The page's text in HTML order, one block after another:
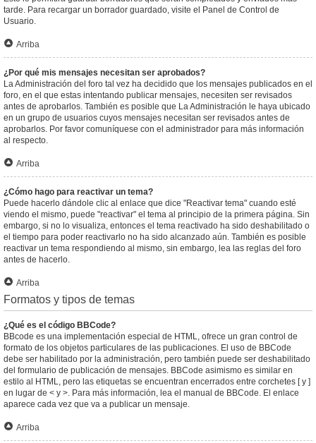
tarde. Para recargar un borrador guardado, visite el Panel de Control de
Usuario.
Arriba
¿Por qué mis mensajes necesitan ser aprobados?
La Administración del foro tal vez ha decidido que los mensajes publicados en el
foro, en el que estas intentando publicar mensajes, necesiten ser revisados
antes de aprobarlos. También es posible que La Administración le haya ubicado
en un grupo de usuarios cuyos mensajes necesitan ser revisados antes de
aprobarlos. Por favor comuníquese con el administrador para más información
al respecto.
Arriba
¿Cómo hago para reactivar un tema?
Puede hacerlo dándole clic al enlace que dice "Reactivar tema" cuando esté
viendo el mismo, puede "reactivar" el tema al principio de la primera página. Sin
embargo, si no lo visualiza, entonces el tema reactivado ha sido deshabilitado o
el tiempo para poder reactivarlo no ha sido alcanzado aún. También es posible
reactivar un tema respondiendo al mismo, sin embargo, lea las reglas del foro
antes de hacerlo.
Arriba
Formatos y tipos de temas
¿Qué es el código BBCode?
BBcode es una implementación especial de HTML, ofrece un gran control de
formato de los objetos particulares de las publicaciones. El uso de BBCode
debe ser habilitado por la administración, pero también puede ser deshabilitado
del formulario de publicación de mensajes. BBCode asimismo es similar en
estilo al HTML, pero las etiquetas se encuentran encerrados entre corchetes [ y ]
en lugar de < y >. Para más información, lea el manual de BBCode. El enlace
aparece cada vez que va a publicar un mensaje.
Arriba